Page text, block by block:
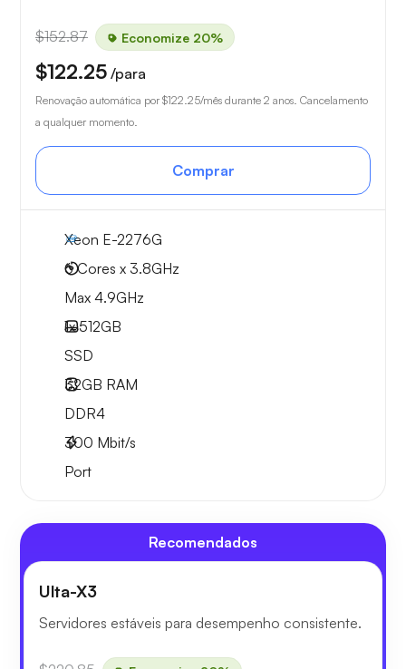
$152.87 Economize 20%
$122.25 /para
Renovação automática por $122.25/mês durante 2 anos. Cancelamento
a qualquer momento.
Comprar
Xeon E-2276G
6 Cores x 3.8GHz
Max 4.9GHz
1x512GB
SSD
32GB RAM
DDR4
300 Mbit/s
Port
Recomendados
Ulta-X3
Servidores estáveis para desempenho consistente.